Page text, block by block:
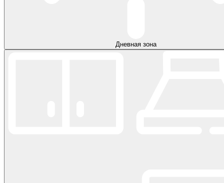
Дневная зона